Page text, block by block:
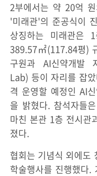
2부에서는 약 20억
'미래관'의 준공식이
상징하는 미래관은
389.57㎡(117.84평)
구원과 AI신약개발
Lab) 등이 자리를 잡
격 운영할 예정인 AI
을 밝혔다. 참석자들
마친 본관 1층 전시관
졌다.
협회는 기념식 외에도
학술행사를 진행했다.